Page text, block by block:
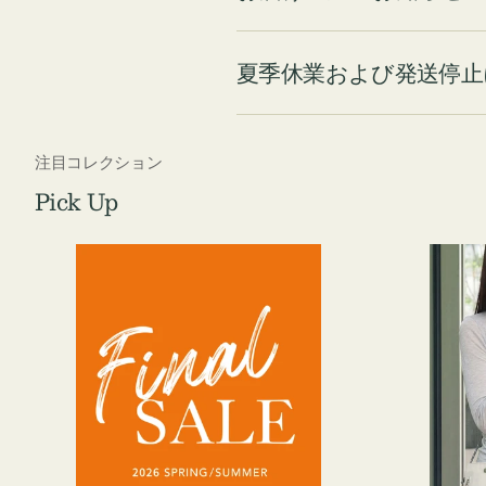
夏季休業および発送停
注目コレクション
Pick Up